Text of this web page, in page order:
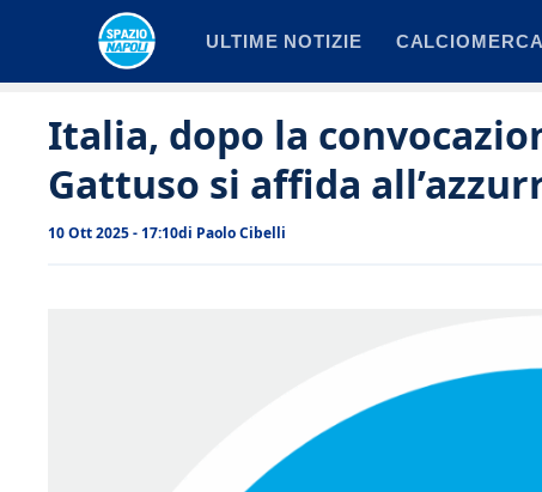
ULTIME NOTIZIE
Italia, dopo la
Gattuso si affida
10 Ott 2025 - 17:10di Paolo Cibelli